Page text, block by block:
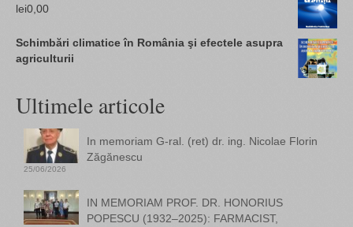
lei0,00
Schimbări climatice în România şi efectele asupra
agriculturii
Ultimele articole
In memoriam G-ral. (ret) dr. ing. Nicolae Florin
Zăgănescu
25/06/2026
IN MEMORIAM PROF. DR. HONORIUS
POPESCU (1932–2025): FARMACIST,